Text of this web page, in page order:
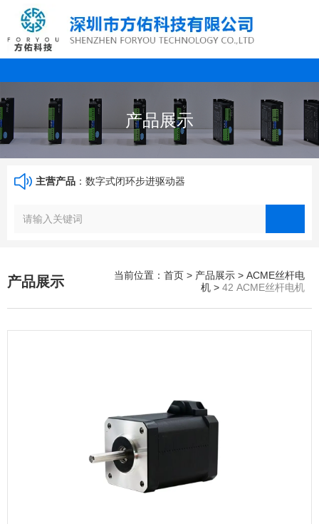
产品展示
主营产品 ：数字式闭环步进驱动器
产品展示 当前位置：首页 > 产品展示 > ACME丝杆电
机 > 42 ACME丝杆电机